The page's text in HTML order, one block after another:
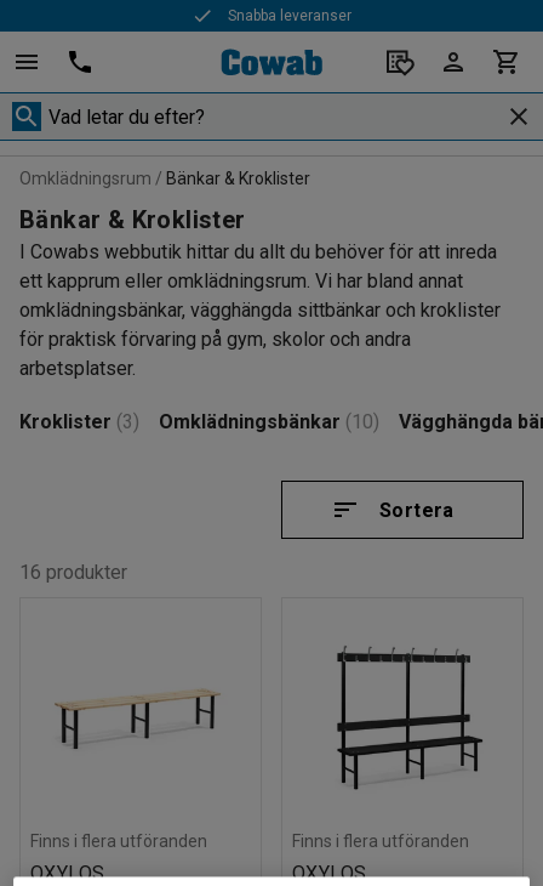
Snabba leveranser
Omklädningsrum Bänkar & Kroklister
Bänkar & Kroklister
I Cowabs webbutik hittar du allt du behöver för att inreda
ett kapprum eller omklädningsrum. Vi har bland annat
omklädningsbänkar, vägghängda sittbänkar och kroklister
för praktisk förvaring på gym, skolor och andra
arbetsplatser.
Kroklister (3) Omklädningsbänkar (10) Vägghängda
Sortera
16 produkter
Finns i flera utföranden
OXYLOS
Finns i flera utföranden
OXYLOS